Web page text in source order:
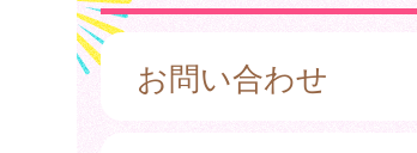
お問い合わせ